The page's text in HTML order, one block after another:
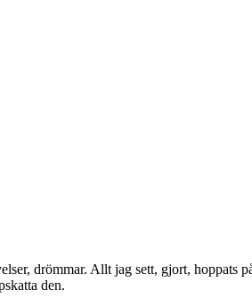
drömmar. Allt jag sett, gjort, hoppats
den.